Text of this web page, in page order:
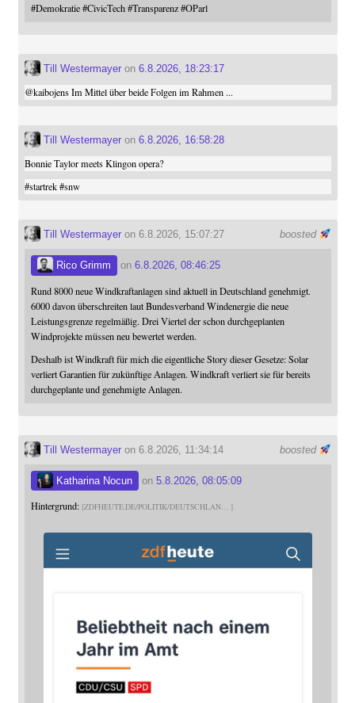
#Demokratie #CivicTech #Transparenz #OParl
Till Westermayeron 6.8.2026, 18:23:17
@kaibojensIm Mittel über beide Folgen im Rahmen ...
Till Westermayeron 6.8.2026, 16:58:28
Bonnie Taylor meets Klingon opera?
#startrek #snw
boosted
Till Westermayeron 6.8.2026, 15:07:27
Rico Grimm on 6.8.2026, 08:46:25
Rund 8000 neue Windkraftanlagen sind aktuell in Deutschland genehmigt.
6000 davon überschreiten laut Bundesverband Windenergie die neue
Leistungsgrenze regelmäßig. Drei Viertel der schon durchgeplanten
Windprojekte müssen neu bewertet werden.
Deshalb ist Windkraft für mich die eigentliche Story dieser Gesetze: Solar
verliert Garantien für zukünftige Anlagen. Windkraft verliert sie für bereits
durchgeplante und genehmigte Anlagen.
boosted
Till Westermayeron 6.8.2026, 11:34:14
Katharina Nocun on 5.8.2026, 08:05:09
Hintergrund: ZDFHEUTE.DE/POLITIK/DEUTSCHLAN